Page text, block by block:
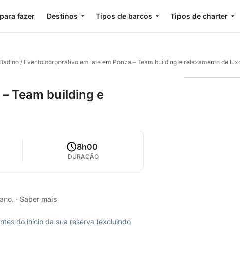
fazer Destinos Tipos de barcos Tipos de charter
/ Evento corporativo em iate em Ponza – Team building e relaxamento de
Team building e
8h00
DURAÇÃO
· Saber mais
do início da sua reserva (excluindo